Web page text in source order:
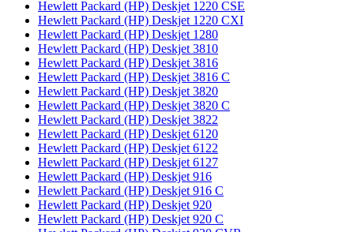
Hewlett Packard (HP) Deskjet 1220 CSE
Hewlett Packard (HP) Deskjet 1220 CXI
Hewlett Packard (HP) Deskjet 1280
Hewlett Packard (HP) Deskjet 3810
Hewlett Packard (HP) Deskjet 3816
Hewlett Packard (HP) Deskjet 3816 C
Hewlett Packard (HP) Deskjet 3820
Hewlett Packard (HP) Deskjet 3820 C
Hewlett Packard (HP) Deskjet 3822
Hewlett Packard (HP) Deskjet 6120
Hewlett Packard (HP) Deskjet 6122
Hewlett Packard (HP) Deskjet 6127
Hewlett Packard (HP) Deskjet 916
Hewlett Packard (HP) Deskjet 916 C
Hewlett Packard (HP) Deskjet 920
Hewlett Packard (HP) Deskjet 920 C